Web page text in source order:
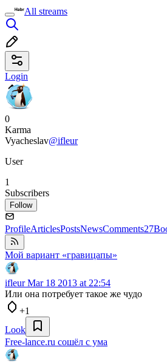
All streams
Login
0
Karma
Vyacheslav@ifleur
User
1
Subscribers
Follow
ProfileArticlesPostsNewsComments27
Мой вариант «гравицапы»
ifleurMar 18 2013 at 22:54
Или она потребует такое же чудо
+1
Look
Free-lance.ru сошёл с ума